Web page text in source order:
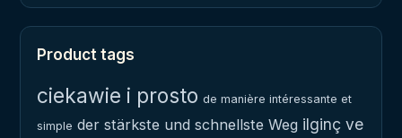
Product tags
ciekawie i prosto de manière intéressante et
simple der stärkste und schnellste Weg ilginç ve